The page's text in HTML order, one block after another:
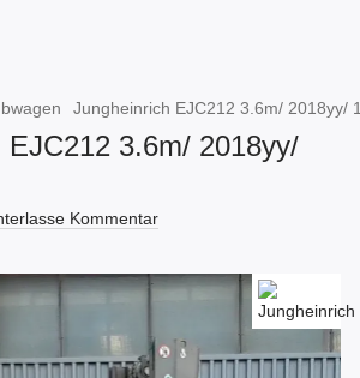
Jungheinrich EJC212 3.6m/ 2018yy/
EJC212 3.6m/ 2018yy/
Kommentar